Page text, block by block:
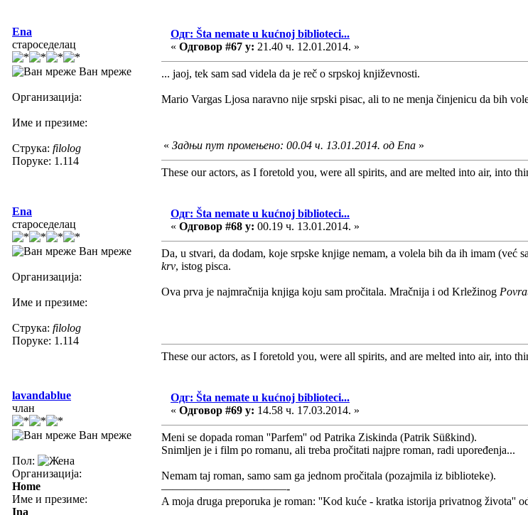
Ena
староседелац
Ван мреже
Организација:
Име и презиме:
Струка: filolog
Поруке: 1.114
Одг: Šta nemate u kućnoj biblioteci...
« Одговор #67 у: 21.40 ч. 12.01.2014. »
... jaoj, tek sam sad videla da je reč o srpskoj književnosti.
Mario Vargas Ljosa naravno nije srpski pisac, ali to ne menja činjenicu da bih
« Задњи пут промењено: 00.04 ч. 13.01.2014. од Ena »
These our actors, as I foretold you, were all spirits, and are melted into air, into
Ena
староседелац
Ван мреже
Организација:
Име и презиме:
Струка: filolog
Поруке: 1.114
Одг: Šta nemate u kućnoj biblioteci...
« Одговор #68 у: 00.19 ч. 13.01.2014. »
Da, u stvari, da dodam, koje srpske knjige nemam, a volela bih da ih imam (već
krv, istog pisca.
Ova prva je najmračnija knjiga koju sam pročitala. Mračnija i od Krležinog
These our actors, as I foretold you, were all spirits, and are melted into air, into
lavandablue
члан
Ван мреже
Пол:
Организација:
Home
Име и презиме:
Ina
Одг: Šta nemate u kućnoj biblioteci...
« Одговор #69 у: 14.58 ч. 17.03.2014. »
Meni se dopada roman ''Parfem'' od Patrika Ziskinda (Patrik Süßkind).
Snimljen je i film po romanu, ali treba pročitati najpre roman, radi upoređenja...
Nemam taj roman, samo sam ga jednom pročitala (pozajmila iz biblioteke).
———————————-
A moja druga preporuka je roman: ''Kod kuće - kratka istorija privatnog